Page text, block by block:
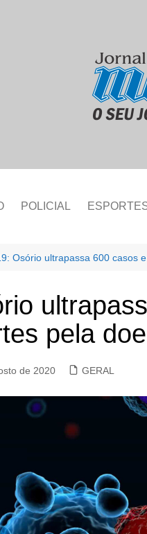
POLICIAL
Osório ultrapassa 600 casos
pela
de 2020 GERAL